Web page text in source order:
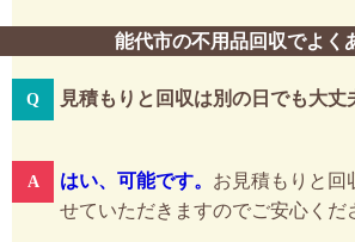
能代市の不用品回収でよく
見積もりと回収は別の日でも大丈
はい、可能です。 お見積もりと回
せていただきますのでご安心くだ